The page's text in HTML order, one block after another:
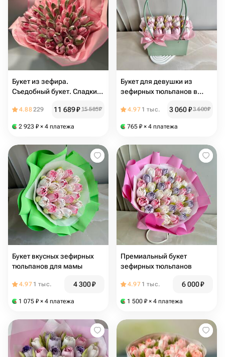
Букет из зефира.
Съедобный букет. Сладкий
4.88229 11 689₽ 15 585₽
2 923 ₽ × 4 платежа
Букет для девушки из
зефирных тюльпанов в
марта
4.97 1 тыс. 3 060₽3 600₽
765 ₽ × 4 платежа
Букет вкусных зефирных
тюльпанов для мамы
4.97 1 тыс. 4 300₽
1 075 ₽ × 4 платежа
Премиальный букет
зефирных тюльпанов
4.97 1 тыс. 6 000₽
1 500 ₽ × 4 платежа